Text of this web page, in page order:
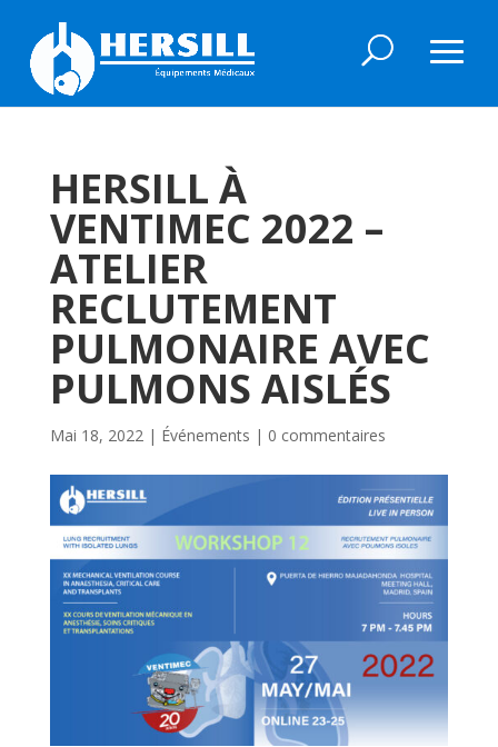
HERSILL À
VENTIMEC 2022 –
ATELIER
RECLUTEMENT
PULMONAIRE AVEC
PULMONS AISLÉS
Mai 18, 2022| Événements | 0 commentaires